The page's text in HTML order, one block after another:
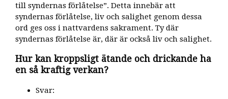
till syndernas förlåtelse”. Detta innebär att
syndernas förlåtelse, liv och salighet genom dessa
ord ges oss i nattvardens sakrament. Ty där
syndernas förlåtelse är, där är också liv och salighet.
Hur kan kroppsligt ätande och drickande ha
en så kraftig verkan?
Svar: